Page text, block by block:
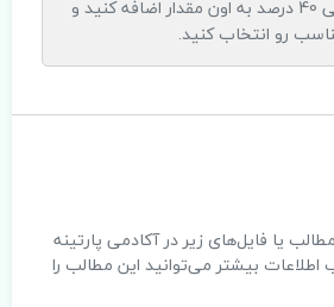
و 30 الی 40 درصد به اون مقدار اضافه کنید و
رو انتخاب کنید.
یا فایل‌های زیر در آکادمی پارتینه
بیشتر می‌توانید این مطالب را